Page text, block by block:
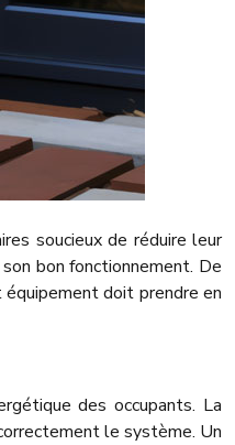
soucieux de réduire leur
bon fonctionnement. De
équipement doit prendre en
des occupants. La
le système. Un